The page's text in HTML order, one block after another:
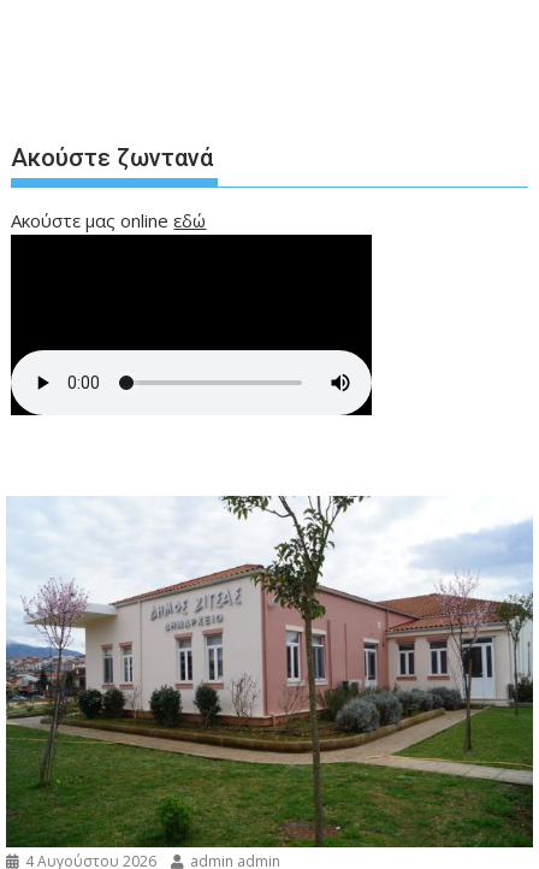
Ακούστε ζωντανά
Ακούστε μας onlineεδώ
4 Αυγούστου 2026 admin admin